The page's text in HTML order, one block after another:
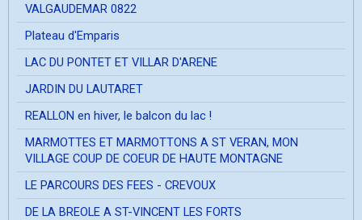
VALGAUDEMAR 0822
Plateau d'Emparis
LAC DU PONTET ET VILLAR D'ARENE
JARDIN DU LAUTARET
REALLON en hiver, le balcon du lac !
MARMOTTES ET MARMOTTONS A ST VERAN, MON
VILLAGE COUP DE COEUR DE HAUTE MONTAGNE
LE PARCOURS DES FEES - CREVOUX
DE LA BREOLE A ST-VINCENT LES FORTS